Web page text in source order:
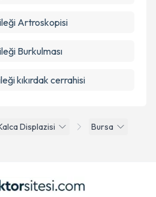
Displazisi
Bursa
Artroskopisi
Burkulması
kıkırdak cerrahisi